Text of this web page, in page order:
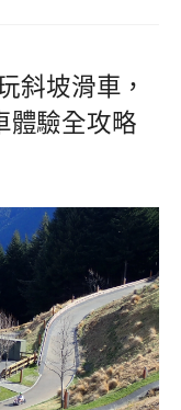
斜坡滑車，
體驗全攻略